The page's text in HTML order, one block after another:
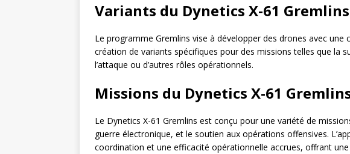
Variants du Dynetics X-61 Gremlins
Le programme Gremlins vise à développer des drones avec
création de variants spécifiques pour des missions telles que la
l’attaque ou d’autres rôles opérationnels.
Missions du Dynetics X-61
Le Dynetics X-61 Gremlins est conçu pour une variété de
guerre électronique, et le soutien aux opérations offensives.
coordination et une efficacité opérationnelle accrues, offrant